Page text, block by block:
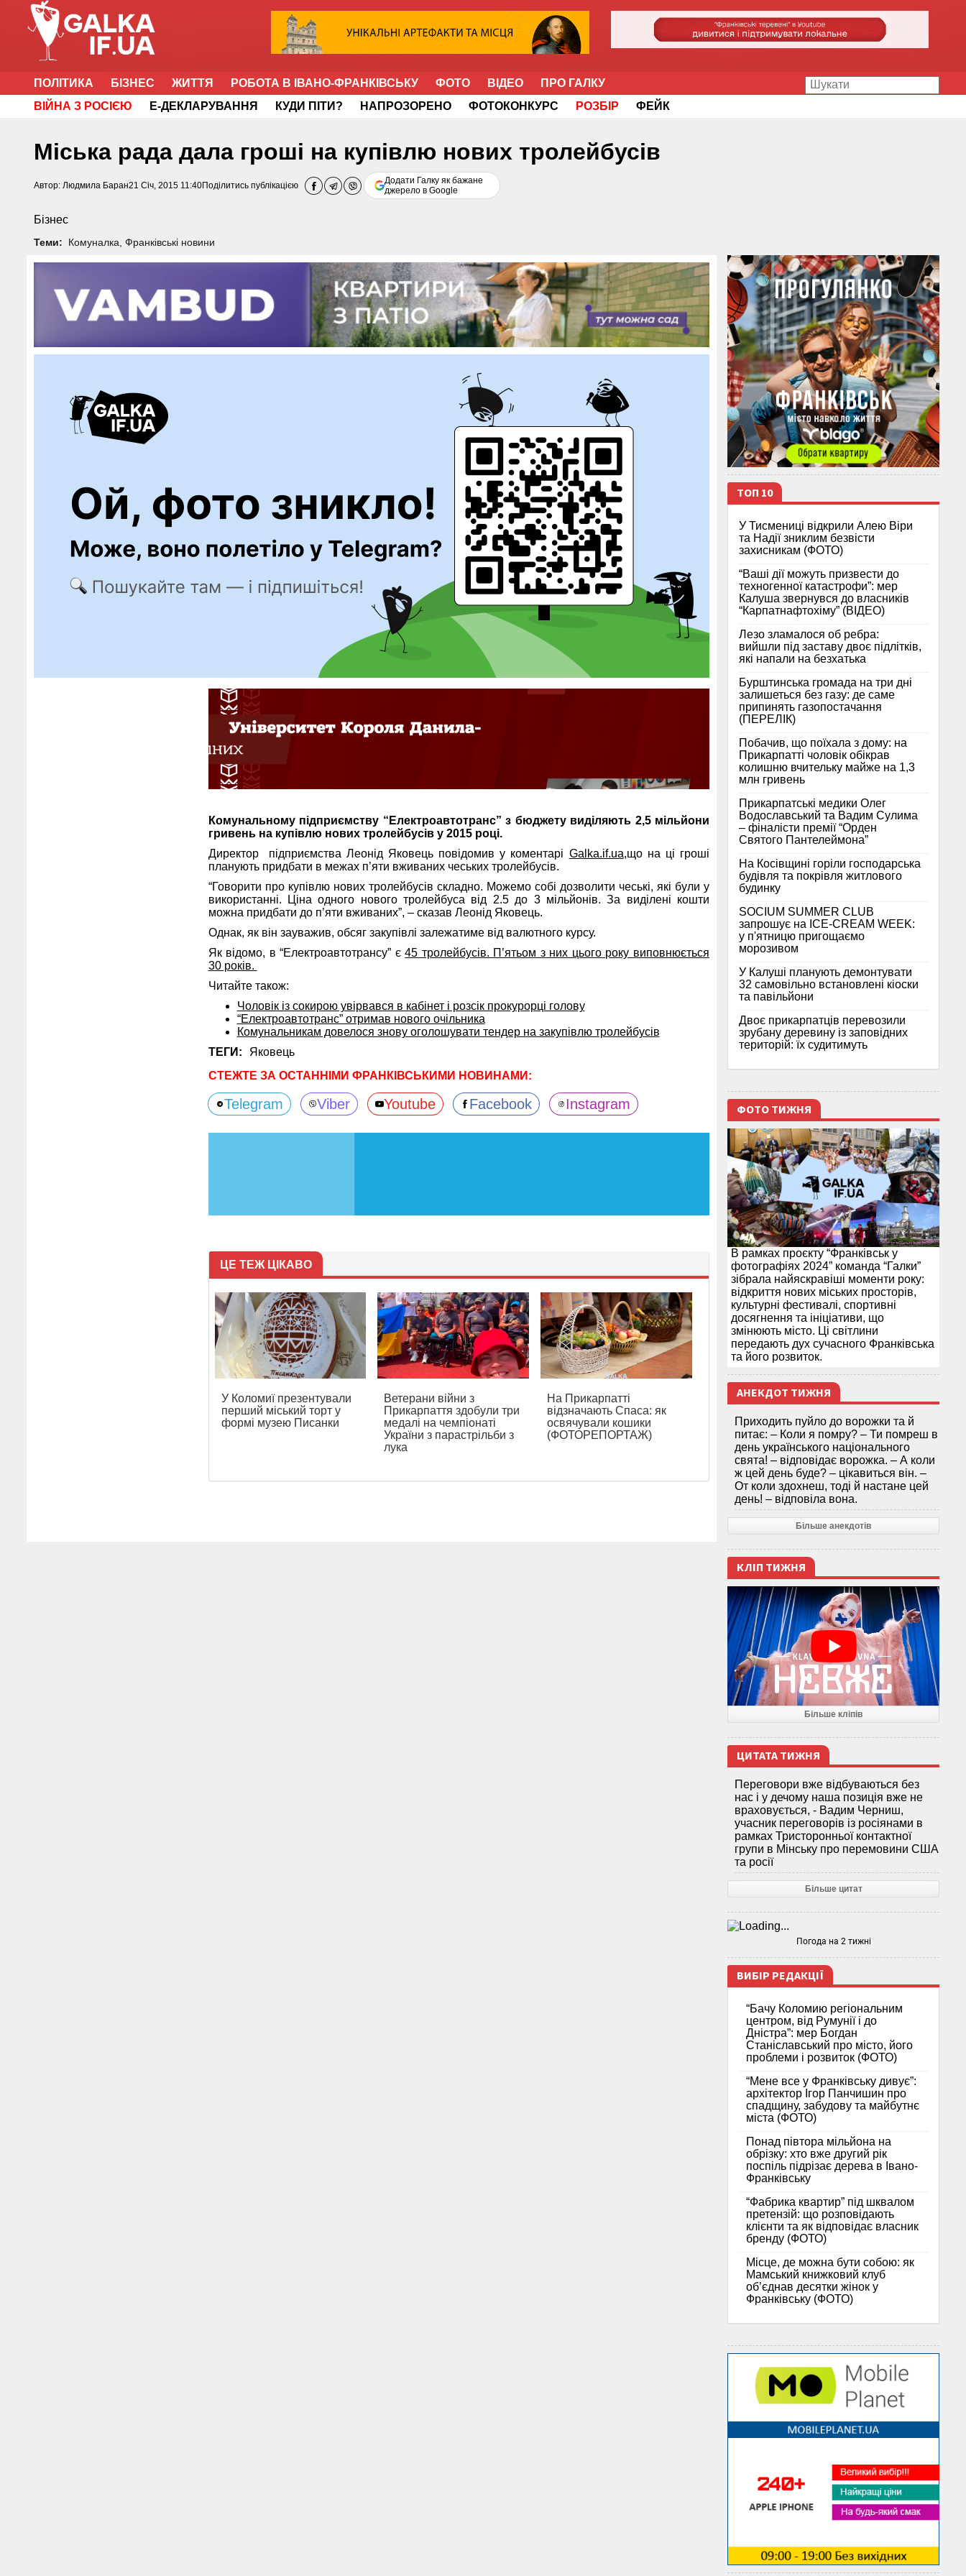
ПОЛІТИКА БІЗНЕС ЖИТТЯ РОБОТА В ІВАНО-ФРАНКІВСЬКУ ФОТО ВІДЕО
ПРО ГАЛКУ
ВІЙНА З РОСІЄЮ
Е-ДЕКЛАРУВАННЯ КУДИ ПІТИ? НАПРОЗОРЕНО ФОТОКОНКУРС РОЗБІР ФЕЙК
Міська рада дала гроші на купівлю нових тролейбусів
Автор: Людмила Баран21 Січ, 2015 11:40Поділитись публікацією
Додати Галку як бажане
джерело в Google
Бізнес
Теми: Комуналка Франківські новини
Комунальному підприємству “Електроавтотранс” з бюджету виділяють 2,5 мільйони
гривень на купівлю нових тролейбусів у 2015 році.
Директор підприємства Леонід Яковець повідомив у коментарі Galka.if.ua,що на ці гроші
планують придбати в межах п’яти вживаних чеських тролейбусів.
“Говорити про купівлю нових тролейбусів складно. Можемо собі дозволити чеські, які були у
використанні. Ціна одного нового тролейбуса від 2.5 до 3 мільйонів. За виділені кошти
можна придбати до п’яти вживаних”, – сказав Леонід Яковець.
Однак, як він зауважив, обсяг закупівлі залежатиме від валютного курсу.
Як відомо, в “Електроавтотрансу” є45 тролейбусів. П’ятьом з них цього року виповнюється
30 років.
Читайте також:
Чоловік із сокирою увірвався в кабінет і розсік прокурорці голову
“Електроавтотранс” отримав нового очільника
Комунальникам довелося знову оголошувати тендер на закупівлю тролейбусів
ТЕГИ:
Яковець
СТЕЖТЕ ЗА ОСТАННІМИ ФРАНКІВСЬКИМИ НОВИНАМИ:
Telegram Viber Youtube Facebook Instagram
ЦЕ ТЕЖ ЦІКАВО
У Коломиї презентували
перший міський торт у
формі музею Писанки
Ветерани війни з
Прикарпаття здобули три
медалі на чемпіонаті
України з парастрільби з
лука
На Прикарпатті
відзначають Спаса: як
освячували кошики
(ФОТОРЕПОРТАЖ)
ТОП 10
У Тисмениці відкрили Алею Віри
та Надії зниклим безвісти
захисникам (ФОТО)
“Ваші дії можуть призвести до
техногенної катастрофи”: мер
Калуша звернувся до власників
“Карпатнафтохіму” (ВІДЕО)
Лезо зламалося об ребра:
вийшли під заставу двоє підлітків,
які напали на безхатька
Бурштинська громада на три дні
залишеться без газу: де саме
припинять газопостачання
(ПЕРЕЛІК)
Побачив, що поїхала з дому: на
Прикарпатті чоловік обікрав
колишню вчительку майже на 1,3
млн гривень
Прикарпатські медики Олег
Водославський та Вадим Сулима
– фіналісти премії “Орден
Святого Пантелеймона”
На Косівщині горіли господарська
будівля та покрівля житлового
будинку
SOCIUM SUMMER CLUB
запрошує на ICE-CREAM WEEK:
у п'ятницю пригощаємо
морозивом
У Калуші планують демонтувати
32 самовільно встановлені кіоски
та павільйони
Двоє прикарпатців перевозили
зрубану деревину із заповідних
територій: їх судитимуть
ФОТО ТИЖНЯ
В рамках проєкту “Франківськ у
фотографіях 2024” команда “Галки”
зібрала найяскравіші моменти року:
відкриття нових міських просторів,
культурні фестивалі, спортивні
досягнення та ініціативи, що
змінюють місто. Ці світлини
передають дух сучасного Франківська
та його розвиток.
АНЕКДОТ ТИЖНЯ
Приходить пуйло до ворожки та й
питає: – Коли я помру? – Ти помреш в
день українського національного
свята! – відповідає ворожка. – А коли
ж цей день буде? – цікавиться він. –
От коли здохнеш, тоді й настане цей
день! – відповіла вона.
Більше анекдотів
КЛІП ТИЖНЯ
Більше кліпів
ЦИТАТА ТИЖНЯ
Переговори вже відбуваються без
нас і у дечому наша позиція вже не
враховується, - Вадим Черниш,
учасник переговорів із росіянами в
рамках Тристоронньої контактної
групи в Мінську про перемовини США
та росії
Більше цитат
Погода на 2 тижні
ВИБІР РЕДАКЦІЇ
“Бачу Коломию регіональним
центром, від Румунії і до
Дністра”: мер Богдан
Станіславський про місто, його
проблеми і розвиток (ФОТО)
“Мене все у Франківську дивує”:
архітектор Ігор Панчишин про
спадщину, забудову та майбутнє
міста (ФОТО)
Понад півтора мільйона на
обрізку: хто вже другий рік
поспіль підрізає дерева в Івано-
Франківську
“Фабрика квартир” під шквалом
претензій: що розповідають
клієнти та як відповідає власник
бренду (ФОТО)
Місце, де можна бути собою: як
Мамський книжковий клуб
об’єднав десятки жінок у
Франківську (ФОТО)